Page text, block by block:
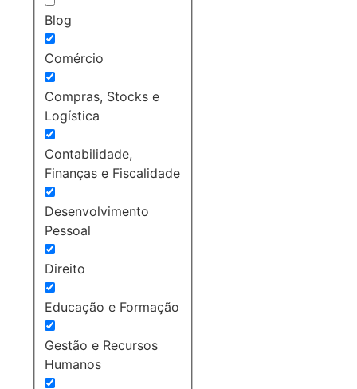
Blog
Comércio
Compras, Stocks e
Logística
Contabilidade,
Finanças e Fiscalidade
Desenvolvimento
Pessoal
Direito
Educação e Formação
Gestão e Recursos
Humanos